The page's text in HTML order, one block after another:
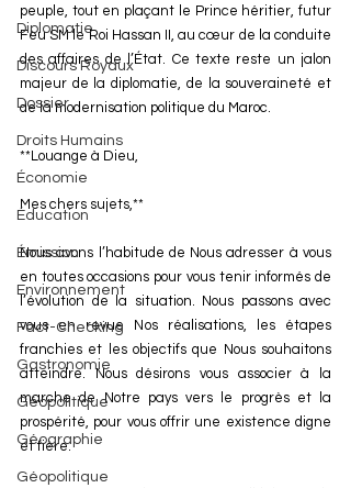
Diplomatie
Discours Royaux
Dossier
Droits Humains
Économie
Éducation
Émission
Environnement
Fact-Checking
Gastronomie
Géopolitique
Géographie
Géopolitique
peuple, tout en plaçant le Prince héritier, futur
Feu SM le Roi Hassan II, au cœur de la conduite
des affaires de l’État. Ce texte reste un jalon
majeur de la diplomatie, de la souveraineté et
de la modernisation politique du Maroc.
**Louange à Dieu,
Mes chers sujets,**
Nous avons l’habitude de Nous adresser à vous
en toutes occasions pour vous tenir informés de
l’évolution de la situation. Nous passons avec
vous en revue Nos réalisations, les étapes
franchies et les objectifs que Nous souhaitons
atteindre. Nous désirons vous associer à la
marche de Notre pays vers le progrès et la
prospérité, pour vous offrir une existence digne
et fière.